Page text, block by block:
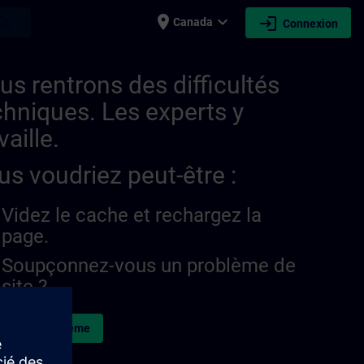
place Canada expand_more login Connexion
rentrons des difficultés
Les experts y
voudriez peut-être :
Videz le cache et rechargez la
page.
Soupçonnez-vous un problème de
site ?
le problème